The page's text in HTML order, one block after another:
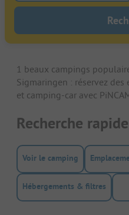
1 beaux campings
Sigmaringen : réservez
et camping-car avec
Recherche rapide
Voir le camping
Hébergements & filtres